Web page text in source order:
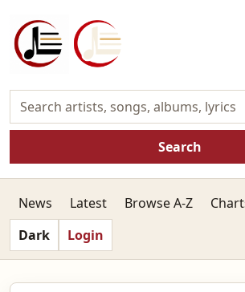
Search
News Latest Browse A-Z
Dark
Login